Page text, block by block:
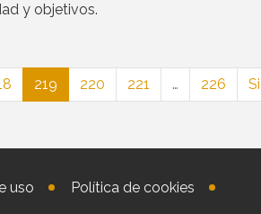
y objetivos.
219 220 221 … 226
uso Política de cookies